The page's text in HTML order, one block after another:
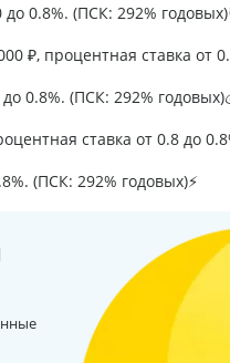
0.8%. (ПСК: 292%
₽, процентная ставка от
0.8%. (ПСК: 292%
ставка от 0.8 до
(ПСК: 292% годовых)⚡